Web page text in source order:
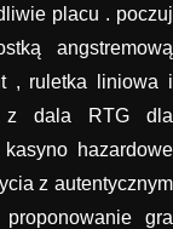
placu . poczuj
angstremową
, ruletka liniowa i
z dala RTG dla
hazardowe
z autentycznym
gra